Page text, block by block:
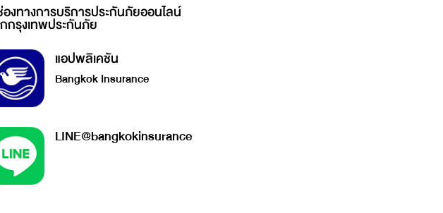
งทางการบริการประกันภัยออนไลน์
กรุงเทพประกันภัย
แอปพลิเคชัน
Bangkok Insurance
LINE@bangkokinsurance